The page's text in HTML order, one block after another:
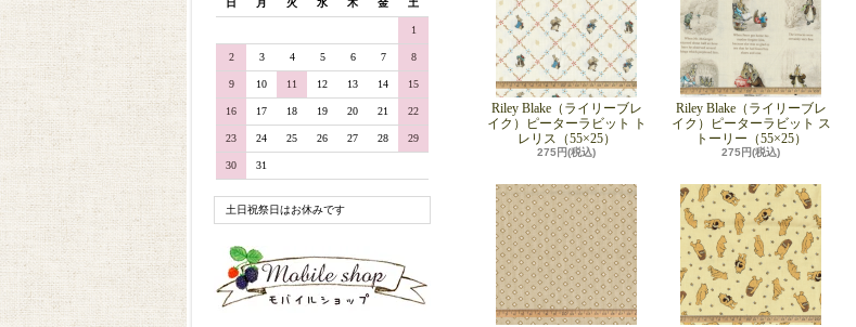
日 月 火 水 木 金 土
1
2 3 4 5 6 7 8
9 10 11 12 13 14 15
16 17 18 19 20 21 22
23 24 25 26 27 28 29
30 31
土日祝祭日はお休みです
Riley Blake（ライリーブレ
イク）ピーターラビット ト
レリス（55×25）
275円(税込)
Riley Blake（ライリーブレ
イク）ピーターラビット ス
トーリー（55×25）
275円(税込)